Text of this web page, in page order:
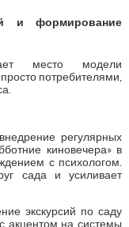
и формирование
место модели
потребителями,
регулярных
киновечера» в
с психологом.
сада и усиливает
экскурсий по саду
акцентом на системы